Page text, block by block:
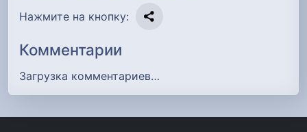
Нажмите на кнопку:
Комментарии
Загрузка комментариев…